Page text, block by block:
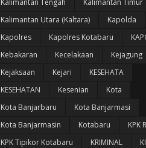
Kalimantan Utara (Kaltara)
Kapolda
Kapolres
Kapolres Kotabaru
Kebakaran
Kecelakaan
Kejagung
Kejaksaan
Kejari
KESEHATA
KESEHATAN
Kesenian
Kota
Kota Banjarbaru
Kota Banjarmasi
Kota Banjarmasin
Kotabaru
KPK
KPK Tipikor Kotabaru
KRIMINAL